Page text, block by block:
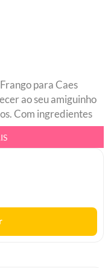
para Caes
ao seu amiguinho
Com ingredientes
textura macia,
como a
Sem
pelo